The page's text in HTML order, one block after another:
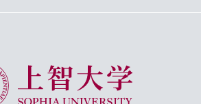
大学 Sophia University